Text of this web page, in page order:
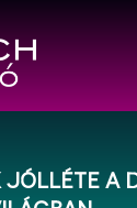
jólléte a